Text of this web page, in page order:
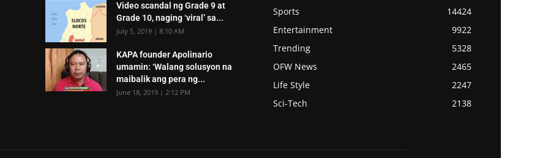
Video scandal ng Grade 9 at
Grade 10, naging ‘viral’ sa...
July 5, 2019 | 8:10 AM
KAPA founder Apolinario
umamin: ‘Walang solusyon na
maibalik ang pera ng...
June 18, 2019 | 2:12 PM
Sports
14424
Entertainment
9922
Trending
5328
OFW News
2465
Life Style
2247
Sci-Tech
2138